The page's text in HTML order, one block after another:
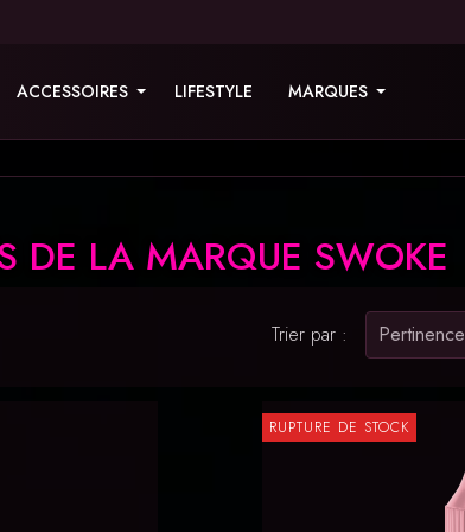
ACCESSOIRES LIFESTYLE MARQUES
DE LA MARQUE SWOKE
Trier par : Pertinence
RUPTURE DE STOCK